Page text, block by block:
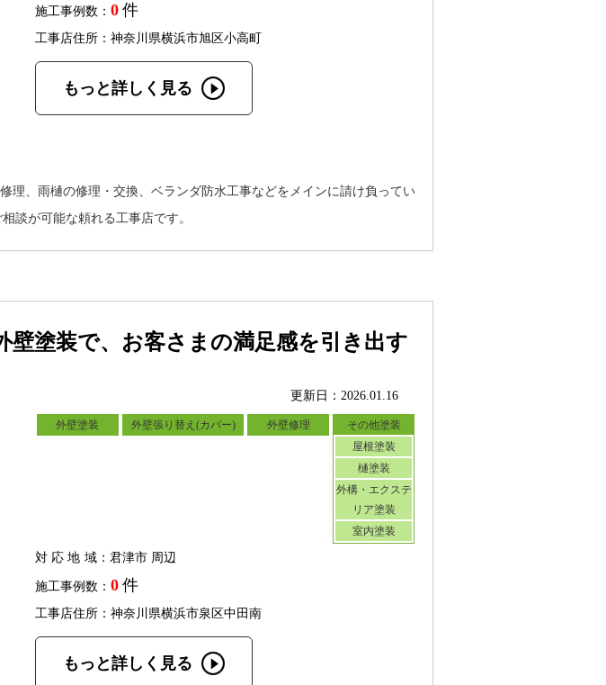
施工事例数： 0 件
工事店住所：神奈川県横浜市旭区小高町
もっと詳しく見る
理、雨樋の修理・交換、ベランダ防水工事などをメインに請け負ってい
談が可能な頼れる工事店です。
塗装で、お客さまの満足感を引き出す
更新日：2026.01.16
外壁塗装 外壁張り替え(カバー) 外壁修理
その他塗装
屋根塗装
樋塗装
外構・エクステ
リア塗装
室内塗装
対応地域：君津市 周辺
施工事例数： 0 件
工事店住所：神奈川県横浜市泉区中田南
もっと詳しく見る